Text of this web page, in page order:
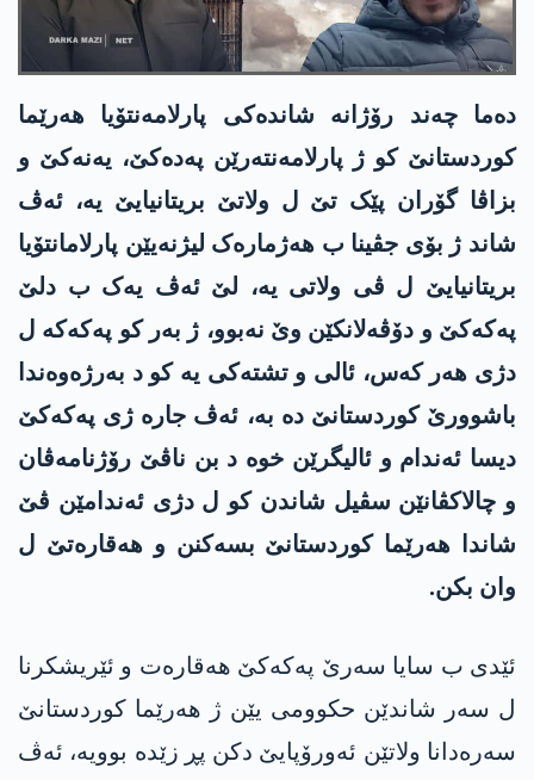
دەما چەند رۆژانە شاندەکی پارلامەنتۆیا هەرێما
کوردستانێ کو ژ پارلامەنتەرێن پەدەکێ، یەنەکێ و
بزاڤا گۆران پێک تێ ل ولاتێ بریتانیایێ یە، ئەڤ
شاند ژ بۆی جڤینا ب هەژمارەک لیژنەیێن پارلامانتۆیا
بریتانیایێ ل ڤی ولاتی یە، لێ ئەڤ یەک ب دلێ
پەکەکێ و دۆڤەلانکێن وێ نەبوو، ژ بەر کو پەکەکە ل
دژی هەر کەس، ئالی و تشتەکی یە کو د بەرژەوەندا
باشوورێ کوردستانێ دە بە، ئەڤ جارە ژی پەکەکێ
دیسا ئەندام و ئالیگرێن خوە د بن ناڤێ رۆژنامەڤان
و چالاکڤانێن سڤیل شاندن کو ل دژی ئەندامێن ڤێ
شاندا هەرێما کوردستانێ بسەکنن و هەقارەتێ ل
وان بکن.
ئێدی ب سایا سەرێ پەکەکێ هەقارەت و ئێریشکرنا
ل سەر شاندێن حکوومی یێن ژ هەرێما کوردستانێ
سەرەدانا ولاتێن ئەورۆپایێ دکن پڕ زێدە بوویە، ئەڤ